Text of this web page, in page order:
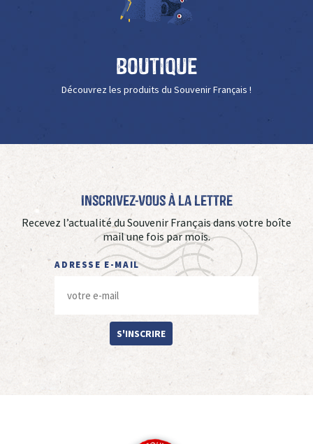
Boutique
Découvrez les produits du Souvenir Français !
Inscrivez-vous à La Lettre
Recevez l’actualité du Souvenir Français dans votre boîte
mail une fois par mois.
ADRESSE E-MAIL
S'INSCRIRE